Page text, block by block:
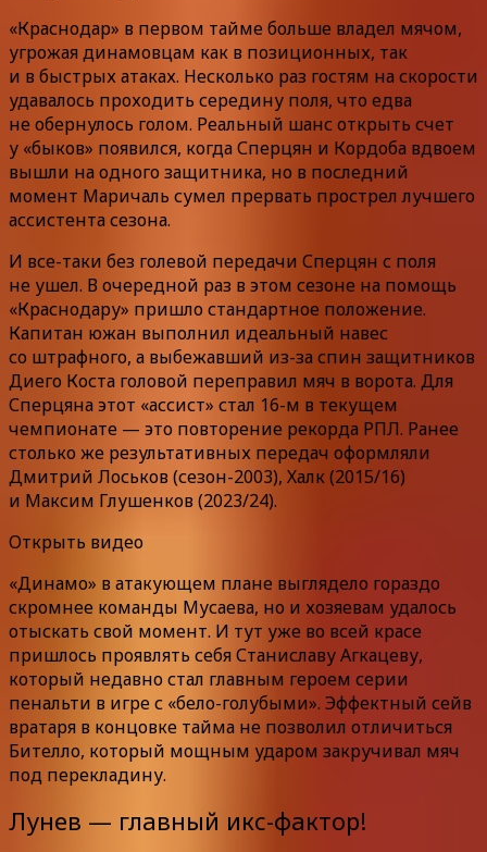
«Краснодар» в первом тайме больше владел мячом,
угрожая динамовцам как в позиционных, так
и в быстрых атаках. Несколько раз гостям на скорости
удавалось проходить середину поля, что едва
не обернулось голом. Реальный шанс открыть счет
у «быков» появился, когда Сперцян и Кордоба вдвоем
вышли на одного защитника, но в последний
момент Маричаль сумел прервать прострел лучшего
ассистента сезона.
И все-таки без голевой передачи Сперцян с поля
не ушел. В очередной раз в этом сезоне на помощь
«Краснодару» пришло стандартное положение.
Капитан южан выполнил идеальный навес
со штрафного, а выбежавший из-за спин защитников
Диего Коста головой переправил мяч в ворота. Для
Сперцяна этот «ассист» стал 16-м в текущем
чемпионате — это повторение рекорда РПЛ. Ранее
столько же результативных передач оформляли
Дмитрий Лоськов (сезон-2003), Халк (2015/16)
и Максим Глушенков (2023/24).
Открыть видео
«Динамо» в атакующем плане выглядело гораздо
скромнее команды Мусаева, но и хозяевам удалось
отыскать свой момент. И тут уже во всей красе
пришлось проявлять себя Станиславу Агкацеву,
который недавно стал главным героем серии
пенальти в игре с «бело-голубыми». Эффектный сейв
вратаря в концовке тайма не позволил отличиться
Бителло, который мощным ударом закручивал мяч
под перекладину.
Лунев — главный икс-фактор!